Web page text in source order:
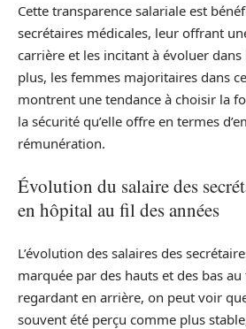
Cette transparence salariale est
secrétaires médicales, leur offrant
carrière et les incitant à évoluer
plus, les femmes majoritaires dans
montrent une tendance à choisir la
la sécurité qu’elle offre en termes
rémunération.
Évolution du salaire des
en hôpital au fil des années
L’évolution des salaires des
marquée par des hauts et des bas au
regardant en arrière, on peut voir
souvent été perçu comme plus